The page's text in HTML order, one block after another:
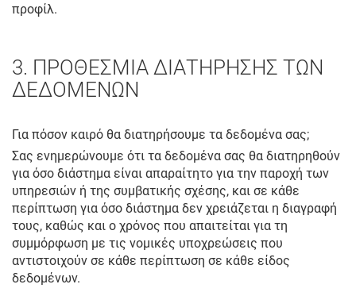
προφίλ.
3. ΠΡΟΘΕΣΜΙΑ ΔΙΑΤΗΡΗΣΗΣ ΤΩΝ
ΔΕΔΟΜΕΝΩΝ
Για πόσον καιρό θα διατηρήσουμε τα δεδομένα σας;
Σας ενημερώνουμε ότι τα δεδομένα σας θα διατηρηθούν
για όσο διάστημα είναι απαραίτητο για την παροχή των
υπηρεσιών ή της συμβατικής σχέσης, και σε κάθε
περίπτωση για όσο διάστημα δεν χρειάζεται η διαγραφή
τους, καθώς και ο χρόνος που απαιτείται για τη
συμμόρφωση με τις νομικές υποχρεώσεις που
αντιστοιχούν σε κάθε περίπτωση σε κάθε είδος
δεδομένων.